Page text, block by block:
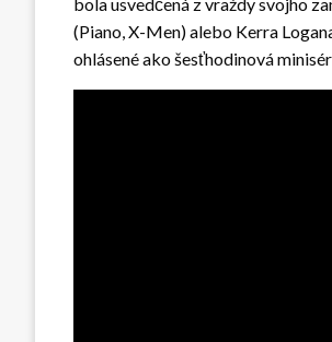
(Piano, X-Men) alebo Kerra
ohlásené ako šesťhodinová